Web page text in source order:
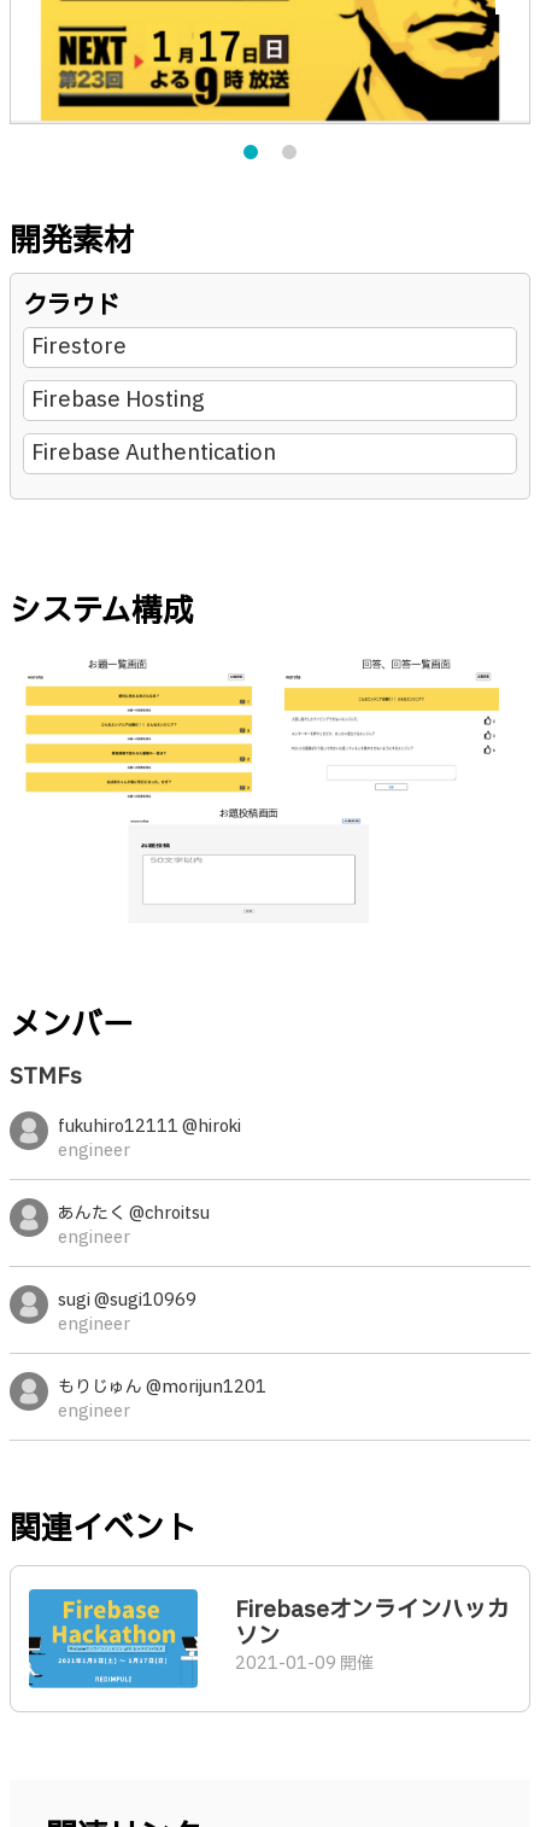
開発素材
クラウド
Firestore
Firebase Hosting
Firebase Authentication
システム構成
メンバー
STMFs
fukuhiro12111 @hiroki
engineer
あんたく @chroitsu
engineer
sugi @sugi10969
engineer
もりじゅん @morijun1201
engineer
関連イベント
Firebaseオンラインハッカ
ソン
2021-01-09 開催